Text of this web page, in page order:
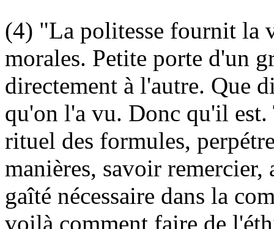
(4) "La politesse fournit la
morales. Petite porte d'un
directement à l'autre. Que
qu'on l'a vu. Donc qu'il
rituel des formules,
manières, savoir
gaîté nécessaire dans la
voilà comment faire de